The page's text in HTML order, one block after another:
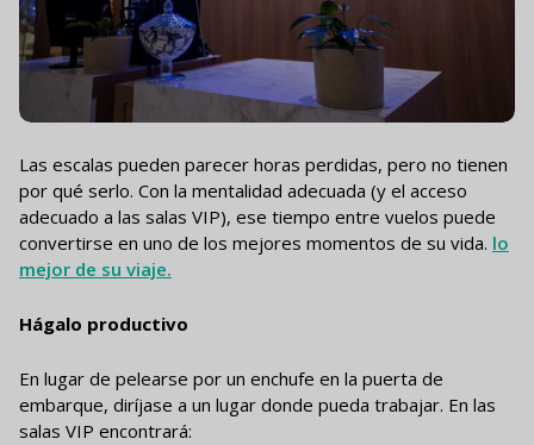
Las escalas pueden parecer horas perdidas, pero no tienen
por qué serlo. Con la mentalidad adecuada (y el acceso
adecuado a las salas VIP), ese tiempo entre vuelos puede
convertirse en uno de los mejores momentos de su vida. lo
mejor de su viaje.
Hágalo productivo
En lugar de pelearse por un enchufe en la puerta de
embarque, diríjase a un lugar donde pueda trabajar. En las
salas VIP encontrará: